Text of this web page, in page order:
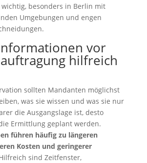
besonders in Berlin mit
Umgebungen und engen
vor
hilfreich
sollten Mandanten möglichst
was sie wissen und was sie nur
die Ausgangslage ist, desto
Ermittlung geplant werden.
führen häufig zu längeren
Kosten und geringerer
sind Zeitfenster,